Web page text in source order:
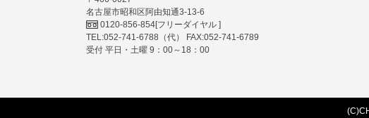
名古屋市昭和区阿由知通3-13-6
0120-856-854[フリーダイヤル ]
TEL:052-741-6788（代） FAX:052-741-6789
受付 平日・土曜 9：00～18：00